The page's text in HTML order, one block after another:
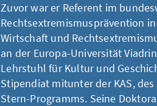
Zuvor war er Referent im
Rechtsextremismusprävention
Wirtschaft und
an der Europa-Universität
Lehrstuhl für Kultur und
Stipendiat mitunter der KAS,
Stern-Programms. Seine